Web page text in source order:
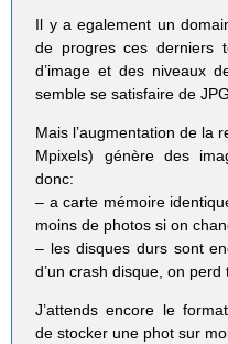
Il y a egalement un
de progres ces derniers
d’image et des niveaux
semble se satisfaire de
Mais l’augmentation de la
Mpixels) génère des
donc:
– a carte mémoire
moins de photos si on
– les disques durs sont
d’un crash disque, on perd
J’attends encore le
de stocker une phot sur